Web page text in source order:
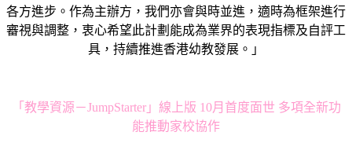
各方進步。作為主辦方，我們亦會與時並進，適時為框架進行
審視與調整，衷心希望此計劃能成為業界的表現指標及自評工
具，持續推進香港幼教發展。」
「教學資源－JumpStarter」線上版 10月首度面世 多項全新功
能推動家校協作